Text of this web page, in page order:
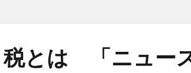
とは 「ニュー